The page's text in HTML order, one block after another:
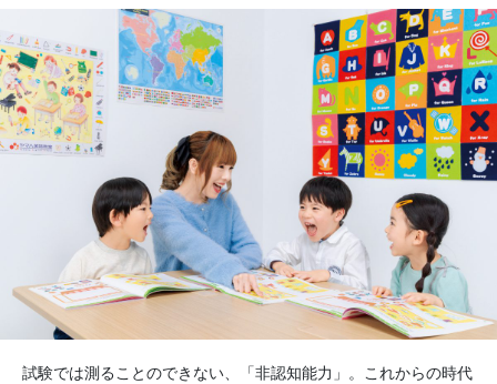
試験では測ることのできない、「非認知能力」。これからの時代